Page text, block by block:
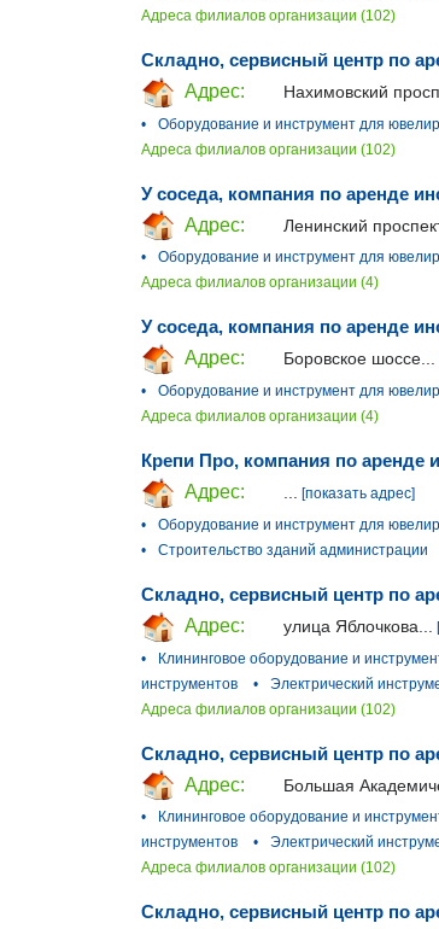
Адреса филиалов организации (102)
Складно, сервисный центр по
Адрес:
Нахимовский
•
Оборудование и инструмент для
Адреса филиалов организации (102)
У соседа, компания по аренде
Адрес:
Ленинский
•
Оборудование и инструмент для
Адреса филиалов организации (4)
У соседа, компания по аренде
Адрес:
Боровское шоссе...
•
Оборудование и инструмент для
Адреса филиалов организации (4)
Крепи Про, компания по аренде
Адрес:
[показать адрес]
•
Оборудование и инструмент для
•
Строительство зданий администрации
Складно, сервисный центр по
Адрес:
улица Яблочкова...
•
Клининговое оборудование и
инструментов
•
Электрический
Адреса филиалов организации (102)
Складно, сервисный центр по
Адрес:
Большая
•
Клининговое оборудование и
инструментов
•
Электрический
Адреса филиалов организации (102)
Складно, сервисный центр по